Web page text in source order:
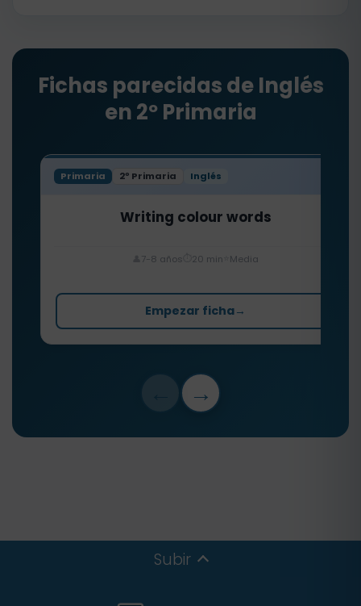
Fichas parecidas de Inglés
en 2º Primaria
Primaria 2º Primaria Inglés
Writing colour words
7-8 años 20 min Media
Empezar ficha→
→
Subir